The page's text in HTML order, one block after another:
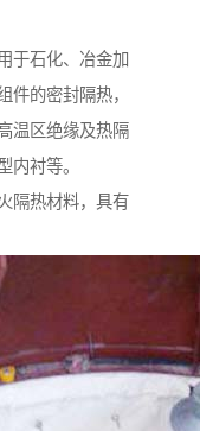
于石化、冶金加
件的密封隔热，
温区绝缘及热隔
内衬等。
隔热材料，具有